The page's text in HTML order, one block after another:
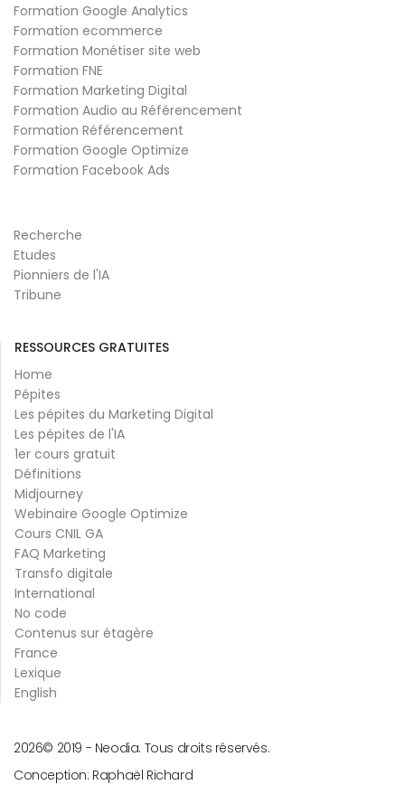
Formation Google Analytics
Formation ecommerce
Formation Monétiser site web
Formation FNE
Formation Marketing Digital
Formation Audio au Référencement
Formation Référencement
Formation Google Optimize
Formation Facebook Ads
Recherche
Etudes
Pionniers de l'IA
Tribune
RESSOURCES GRATUITES
Home
Pépites
Les pépites du Marketing Digital
Les pépites de l'IA
1er cours gratuit
Définitions
Midjourney
Webinaire Google Optimize
Cours CNIL GA
FAQ Marketing
Transfo digitale
International
No code
Contenus sur étagère
France
Lexique
English
© 2019 -
2026
Neodia. Tous droits réservés.
Conception: Raphaël Richard